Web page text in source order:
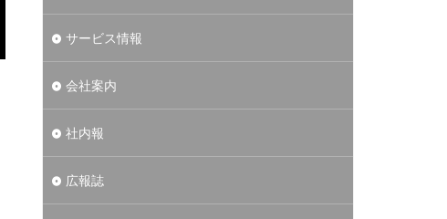
サービス情報
会社案内
社内報
広報誌